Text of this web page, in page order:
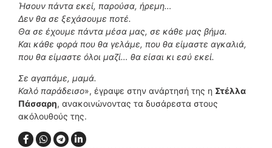
Ήσουν πάντα εκεί, παρούσα, ήρεμη…
Δεν θα σε ξεχάσουμε ποτέ.
Θα σε έχουμε πάντα μέσα μας, σε κάθε μας βήμα.
Και κάθε φορά που θα γελάμε, που θα είμαστε αγκαλιά,
που θα είμαστε όλοι μαζί… θα είσαι κι εσύ εκεί.
Σε αγαπάμε, μαμά.
Καλό παράδεισο», έγραψε στην ανάρτησή της η Στέλλα
Πάσσαρη, ανακοινώνοντας τα δυσάρεστα στους
ακόλουθούς της.